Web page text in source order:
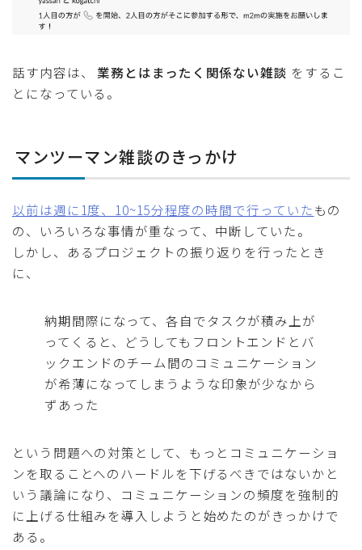
話す内容は、 業務とはまったく関係ない雑談 をするこ
とになっている。
マンツーマン雑談のきっかけ
以前は週に1度、10~15分程度の時間で行っていたもの
の、いろいろな事情が重なって、中断していた。
しかし、あるプロジェクトの振り返りを行ったとき
に、
納期間際になって、各自でタスクが積み上が
ってくると、どうしてもフロントエンドとバ
ックエンドのチーム間のコミュニケーション
が希薄になってしまうような印象が少なから
ずあった
という問題への対策として、もっとコミュニケーショ
ンを取ることへのハードルを下げるべきではないかと
いう議論になり、コミュニケーションの頻度を強制的
に上げる仕組みを導入しようと始めたのがきっかけで
ある。